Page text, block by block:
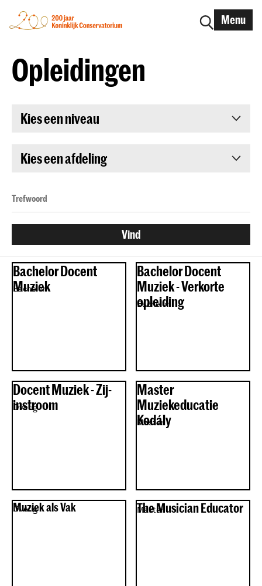
Menu
Opleidingen
Kies een niveau
Kies een afdeling
Bachelor Docent
Muziek
Bachelor
Bachelor Docent
Muziek - Verkorte
opleiding
Bachelor
Docent Muziek - Zij-
instroom
Overig
Master
Muziekeducatie
Kodály
Master
Muziek als Vak
Overig The Musician Educator
Master